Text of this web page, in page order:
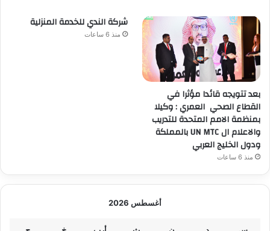
بعد تتويجه قائدا مؤثرا في
القطاع الصحي العمري : وكيلا
بمنظمة الامم المتحدة للتدريب
والاعلام ال UN MTC بالمملكة
ودول الخليج العربي
منذ 6 ساعات
شركة الندي للخدمة المنزلية
منذ 6 ساعات
أغسطس 2026